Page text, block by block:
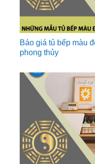
Báo giá tủ bếp màu
phong thủy